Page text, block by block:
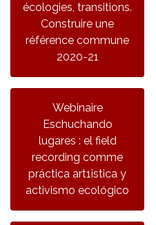
écologies, transitions.
Construire une
référence commune
2020-21
Webinaire
Eschuchando
lugares : el field
recording comme
práctica art1istica y
activismo ecológico